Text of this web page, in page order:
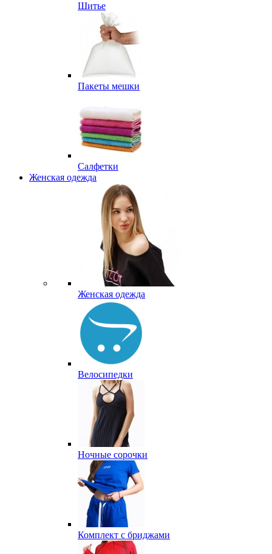
Шитье
Пакеты мешки
Салфетки
Женская одежда
Женская одежда
Велосипедки
Ночные сорочки
Комплект с бриджами